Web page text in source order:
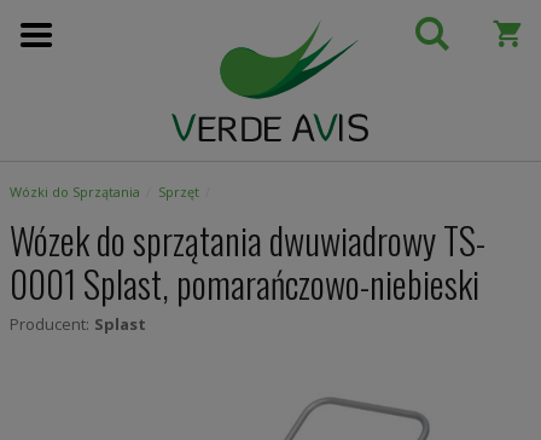
Przejdź
do
Wózki do Sprzątania Sprzęt
Wózek do sprzątania dwuwiadrowy TS-
0001 Splast, pomarańczowo-niebieski
Producent: Splast